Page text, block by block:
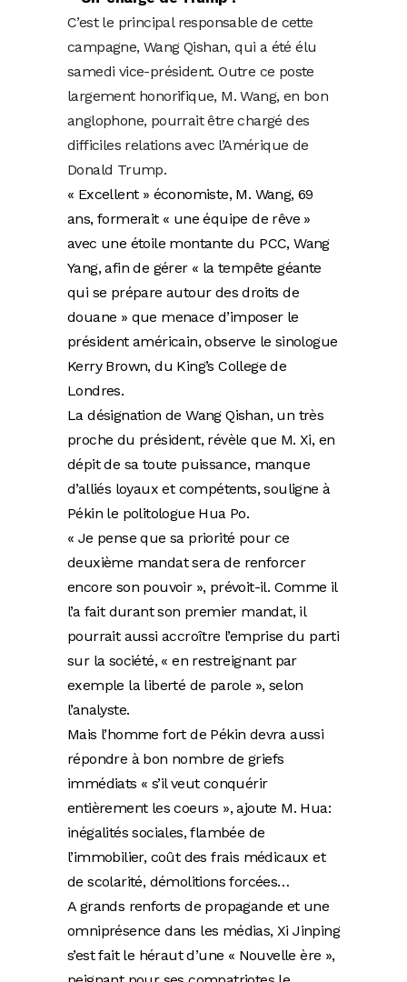
C’est le principal responsable de cette
campagne, Wang Qishan, qui a été élu
samedi vice-président. Outre ce poste
largement honorifique, M. Wang, en bon
anglophone, pourrait être chargé des
difficiles relations avec l’Amérique de
Donald Trump.
« Excellent » économiste, M. Wang, 69
ans, formerait « une équipe de rêve »
avec une étoile montante du PCC, Wang
Yang, afin de gérer « la tempête géante
qui se prépare autour des droits de
douane » que menace d’imposer le
président américain, observe le sinologue
Kerry Brown, du King’s College de
Londres.
La désignation de Wang Qishan, un très
proche du président, révèle que M. Xi, en
dépit de sa toute puissance, manque
d’alliés loyaux et compétents, souligne à
Pékin le politologue Hua Po.
« Je pense que sa priorité pour ce
deuxième mandat sera de renforcer
encore son pouvoir », prévoit-il. Comme il
l’a fait durant son premier mandat, il
pourrait aussi accroître l’emprise du parti
sur la société, « en restreignant par
exemple la liberté de parole », selon
l’analyste.
Mais l’homme fort de Pékin devra aussi
répondre à bon nombre de griefs
immédiats « s’il veut conquérir
entièrement les coeurs », ajoute M. Hua:
inégalités sociales, flambée de
l’immobilier, coût des frais médicaux et
de scolarité, démolitions forcées…
A grands renforts de propagande et une
omniprésence dans les médias, Xi Jinping
s’est fait le héraut d’une « Nouvelle ère »,